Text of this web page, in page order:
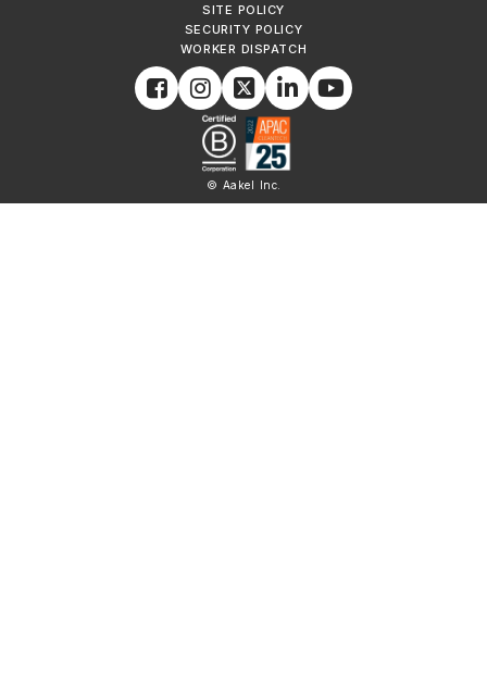
SITE POLICY
SECURITY POLICY
WORKER DISPATCH
© Aakel Inc.